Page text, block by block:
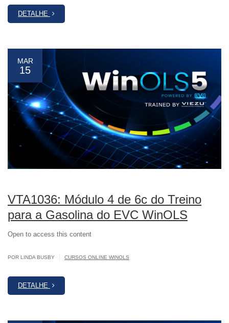
DETALHE
MAR
15
VTA1036: Módulo 4 de 6c do Treino
para a Gasolina do EVC WinOLS
Open to access this content
POR LINDA BUSBY CURSOS ONLINE WINOLS
DETALHE